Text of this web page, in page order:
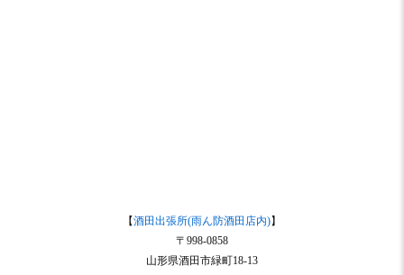
【酒田出張所(雨ん防酒田店内)】
〒998-0858
山形県酒田市緑町18-13